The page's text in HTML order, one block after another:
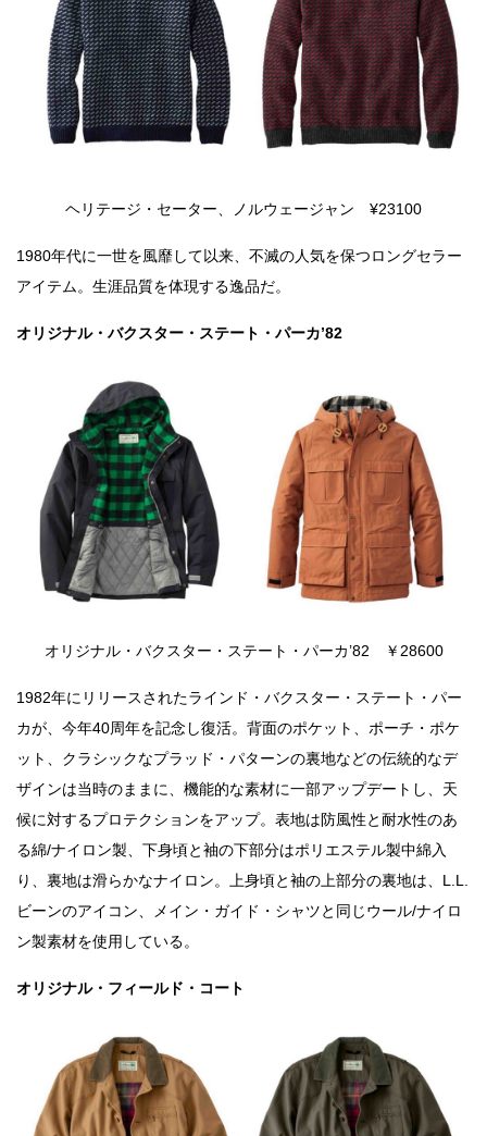
ヘリテージ・セーター、ノルウェージャン ¥23100
1980年代に一世を風靡して以来、不滅の人気を保つロングセラー
アイテム。生涯品質を体現する逸品だ。
オリジナル・バクスター・ステート・パーカ’82
オリジナル・バクスター・ステート・パーカ’82 ￥28600
1982年にリリースされたラインド・バクスター・ステート・パー
カが、今年40周年を記念し復活。背面のポケット、ポーチ・ポケ
ット、クラシックなプラッド・パターンの裏地などの伝統的なデ
ザインは当時のままに、機能的な素材に一部アップデートし、天
候に対するプロテクションをアップ。表地は防風性と耐水性のあ
る綿/ナイロン製、下身頃と袖の下部分はポリエステル製中綿入
り、裏地は滑らかなナイロン。上身頃と袖の上部分の裏地は、L.L.
ビーンのアイコン、メイン・ガイド・シャツと同じウール/ナイロ
ン製素材を使用している。
オリジナル・フィールド・コート